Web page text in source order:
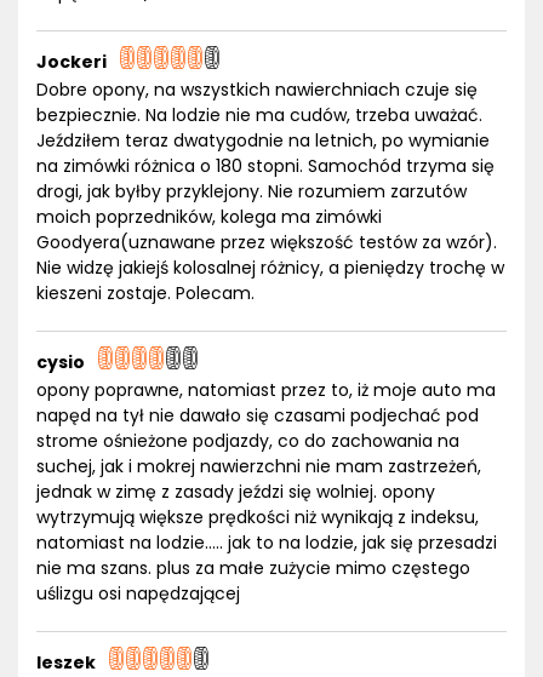
Jockeri
Dobre opony, na wszystkich nawierchniach czuje się
bezpiecznie. Na lodzie nie ma cudów, trzeba uważać.
Jeździłem teraz dwatygodnie na letnich, po wymianie
na zimówki różnica o 180 stopni. Samochód trzyma się
drogi, jak byłby przyklejony. Nie rozumiem zarzutów
moich poprzedników, kolega ma zimówki
Goodyera(uznawane przez większość testów za wzór).
Nie widzę jakiejś kolosalnej różnicy, a pieniędzy trochę w
kieszeni zostaje. Polecam.
cysio
opony poprawne, natomiast przez to, iż moje auto ma
napęd na tył nie dawało się czasami podjechać pod
strome ośnieżone podjazdy, co do zachowania na
suchej, jak i mokrej nawierzchni nie mam zastrzeżeń,
jednak w zimę z zasady jeździ się wolniej. opony
wytrzymują większe prędkości niż wynikają z indeksu,
natomiast na lodzie..... jak to na lodzie, jak się przesadzi
nie ma szans. plus za małe zużycie mimo częstego
uślizgu osi napędzającej
leszek